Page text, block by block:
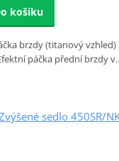
košíku
brzdy (titanový vzhled)
páčka přední brzdy
sedlo 450SR/